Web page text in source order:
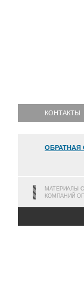
КОНТАКТЫ
ОБРАТНАЯ
МАТЕРИАЛЫ
КОМПАНИЙ